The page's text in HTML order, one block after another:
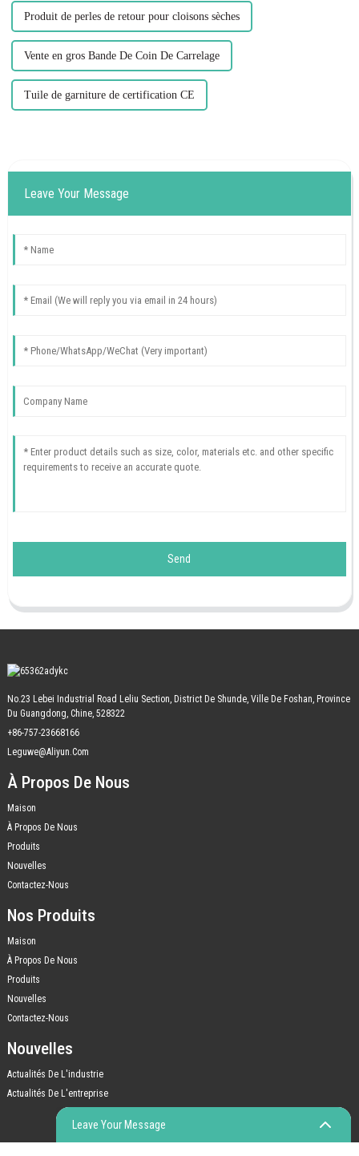
Produit de perles de retour pour cloisons sèches
Vente en gros Bande De Coin De Carrelage
Tuile de garniture de certification CE
Leave Your Message
Send
No.23 Lebei Industrial Road Leliu Section, District De Shunde, Ville De Foshan, Province
Du Guangdong, Chine, 528322
+86-757-23668166
Leguwe@aliyun.com
À Propos De Nous
Maison
À Propos De Nous
Produits
Nouvelles
Contactez-Nous
Nos Produits
Maison
À Propos De Nous
Produits
Nouvelles
Contactez-Nous
Nouvelles
Actualités De L'industrie
Actualités De L'entreprise
Leave Your Message